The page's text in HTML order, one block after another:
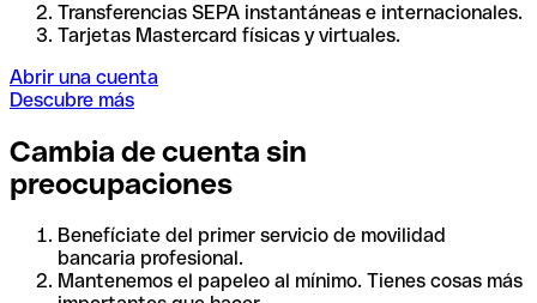
Transferencias SEPA instantáneas e internacionales.
Tarjetas Mastercard físicas y virtuales.
Abrir una cuenta
Descubre más
Cambia de cuenta sin
preocupaciones
Benefíciate del primer servicio de movilidad
bancaria profesional.
Mantenemos el papeleo al mínimo. Tienes cosas más